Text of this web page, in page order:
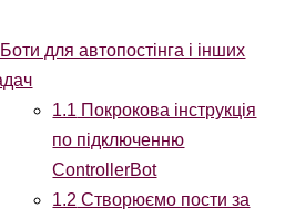
Боти для автопостінга і інших
1.1 Покрокова інструкція
по підключенню
ControllerBot
1.2 Створюємо пости за